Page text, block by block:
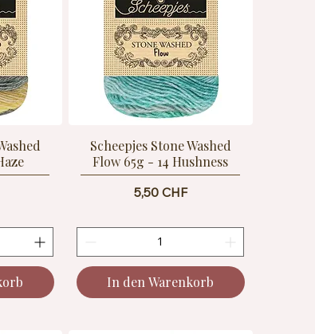
Scheepjes Stone Washed
Flow 65g - 14 Hushness
Preis
5,50 CHF
In den Warenkorb